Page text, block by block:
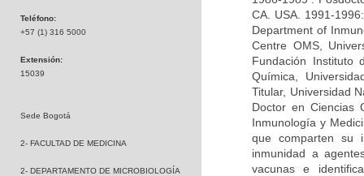
Teléfono:
+57 (1) 316 5000
Extensión:
15039
Sede Bogotá
2- FACULTAD DE MEDICINA
2- DEPARTAMENTO DE MICROBIOLOGÍA
CA. USA. 1991-
Department of
Centre OMS,
Fundación Instituto
Química,
Titular, Universidad
Doctor en Ciencias
Inmunología y
que comparten su
inmunidad a
vacunas e